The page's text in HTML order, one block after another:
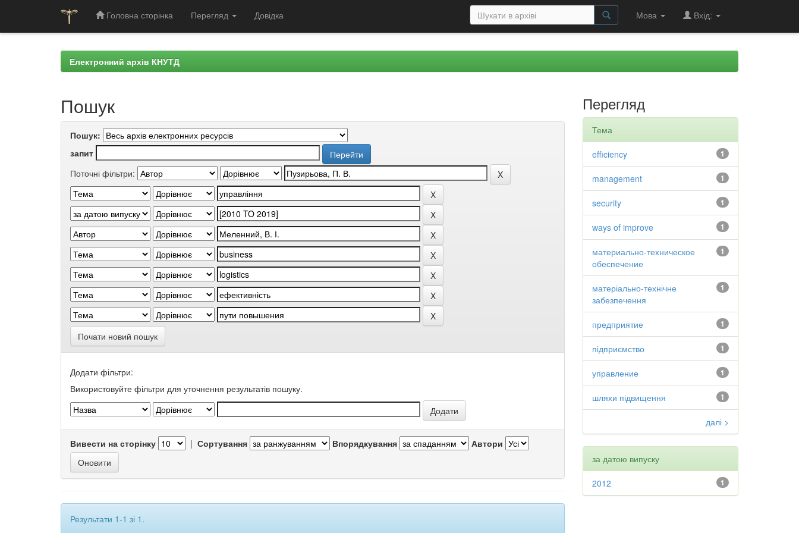
Головна сторінка Перегляд Довідка Мова Вхід:
Електронний архів КНУТД
Пошук
Пошук:
запит
Поточні фільтри:
Почати новий пошук
Додати фільтри:
Використовуйте фільтри для уточнення результатів пошуку.
Вивести на сторінку | Сортування Впорядкування Автори
Результати 1-1 зі 1.
Перегляд
Тема
1
efficiency
1
management
1
security
1
ways of improve
1
материально-техническое
обеспечение
1
матеріально-технічне
забезпечення
1
предприятие
1
підприємство
1
управление
1
шляхи підвищення
далі >
за датою випуску
1
2012